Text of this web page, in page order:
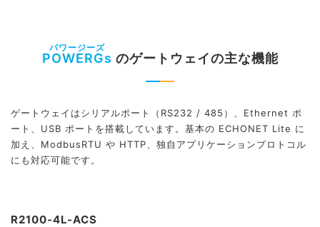
POWERGs のゲートウェイの主な機能
ゲートウェイはシリアルポート（RS232 / 485）、Ethernet ポ
ート、USB ポートを搭載しています。基本の ECHONET Lite に
加え、ModbusRTU や HTTP、独自アプリケーションプロトコル
にも対応可能です。
R2100-4L-ACS